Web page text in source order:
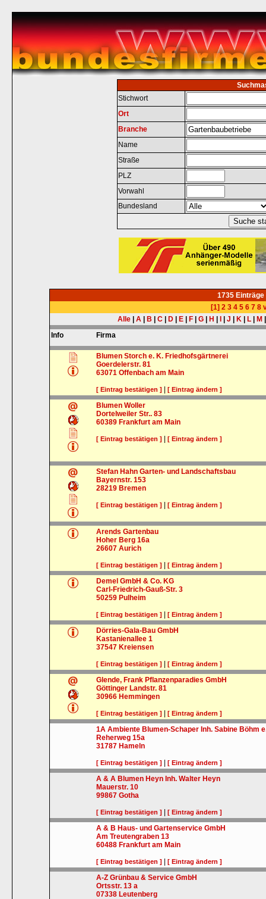
Stichwort
Ort
Branche
Name
Straße
PLZ
Vorwahl
Bundesland
1735 Einträge
[1] 2 3 4 5 6 7 8
Alle
A B C D E F G H J K L M
Info
Firma
Blumen Storch e. K. Friedhofsgärtnerei
Goerdelerstr. 81
63071 Offenbach am Main
[ Eintrag bestätigen ] |[ Eintrag ändern ]
Blumen Woller
Dortelweiler Str.. 83
60389 Frankfurt am Main
[ Eintrag bestätigen ] |[ Eintrag ändern ]
Stefan Hahn Garten- und Landschaftsbau
Bayernstr. 153
28219 Bremen
[ Eintrag bestätigen ] |[ Eintrag ändern ]
Arends Gartenbau
Hoher Berg 16a
26607 Aurich
[ Eintrag bestätigen ] |[ Eintrag ändern ]
Demel GmbH & Co. KG
Carl-Friedrich-Gauß-Str. 3
50259 Pulheim
[ Eintrag bestätigen ] |[ Eintrag ändern ]
Dörries-Gala-Bau GmbH
Kastanienallee 1
37547 Kreiensen
[ Eintrag bestätigen ] |[ Eintrag ändern ]
Glende, Frank Pflanzenparadies GmbH
Göttinger Landstr. 81
30966 Hemmingen
[ Eintrag bestätigen ] |[ Eintrag ändern ]
1A Ambiente Blumen-Schaper Inh. Sabine Böhm
Reherweg 15a
31787 Hameln
[ Eintrag bestätigen ] |[ Eintrag ändern ]
A & A Blumen Heyn Inh. Walter Heyn
Mauerstr. 10
99867 Gotha
[ Eintrag bestätigen ] |[ Eintrag ändern ]
A & B Haus- und Gartenservice GmbH
Am Treutengraben 13
60488 Frankfurt am Main
[ Eintrag bestätigen ] |[ Eintrag ändern ]
A-Z Grünbau & Service GmbH
Ortsstr. 13 a
07338 Leutenberg